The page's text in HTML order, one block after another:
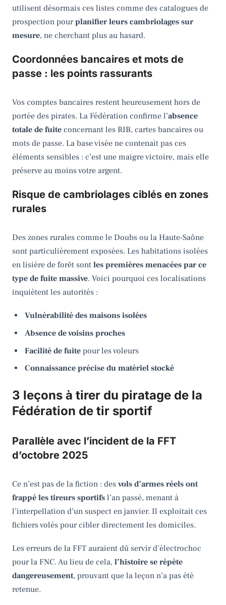
utilisent désormais ces listes comme des catalogues de
prospection pourplanifier leurs cambriolages sur
mesure, ne cherchant plus au hasard.
Coordonnées bancaires et mots de
passe : les points rassurants
Vos comptes bancaires restent heureusement hors de
portée des pirates. La Fédération confirme l’absence
totale de fuite concernant les RIB, cartes bancaires ou
mots de passe. La base visée ne contenait pas ces
éléments sensibles : c’est une maigre victoire, mais elle
préserve au moins votre argent.
Risque de cambriolages ciblés en zones
rurales
Des zones rurales comme le Doubs ou la Haute-Saône
sont particulièrement exposées. Les habitations isolées
en lisière de forêt sont les premières menacées par ce
type de fuite massive. Voici pourquoi ces localisations
inquiètent les autorités :
Vulnérabilité des maisons isolées
Absence de voisins proches
Facilité de fuitepour les voleurs
Connaissance précise du matériel stocké
3 leçons à tirer du piratage de la
Fédération de tir sportif
Parallèle avec l’incident de la FFT
d’octobre 2025
Ce n’est pas de la fiction : des vols d’armes réels ont
frappé les tireurs sportifs l’an passé, menant à
l’interpellation d’un suspect en janvier. Il exploitait ces
fichiers volés pour cibler directement les domiciles.
Les erreurs de la FFT auraient dû servir d’électrochoc
pour la FNC. Au lieu de cela, l’histoire se répète
dangereusement, prouvant que la leçon n’a pas été
retenue.